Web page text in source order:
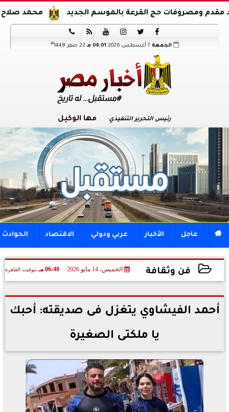
محمد صلاح يوقع عقود حج القرعة بالموسم الجديد






الجمعة 06:01 مـ 22 صفر 1448 هـ
رئيس التحرير التنفيذي مها الوكيل
 عاجل الأخبار عربي ودولي الاقتصاد الحوادث
فن وثقافة الخميس، 14 مايو 2026 06:48 مـ بتوقيت القاهرة
2026-05-14 18:48:22
أحمد الفيشاوي يتغزل فى صديقته: أحبك
يا ملكتى الصغيرة